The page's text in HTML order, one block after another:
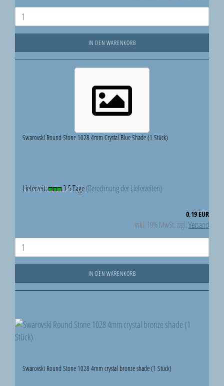
IN DEN WARENKORB
Swarovski Round Stone 1028 4mm Crystal Blue Shade (1 Stück)
Lieferzeit: 3-5 Tage(Berechnung der Lieferzeiten)
0,19 EUR
inkl. 19% MwSt. zzgl.Versand
IN DEN WARENKORB
Swarovski Round Stone 1028 4mm crystal bronze shade (1 Stück)